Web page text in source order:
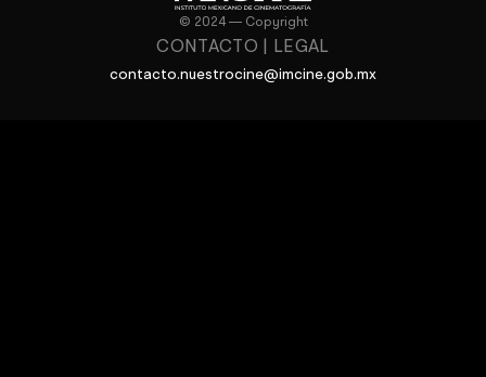
© 2024 — Copyright
CONTACTO LEGAL
contacto.nuestrocine@imcine.gob.mx